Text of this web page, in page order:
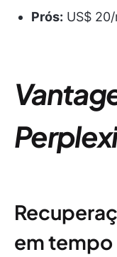
Prós: US$
em tempo